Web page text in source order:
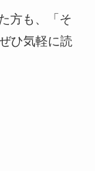
方も、「そ
ひ気軽に読